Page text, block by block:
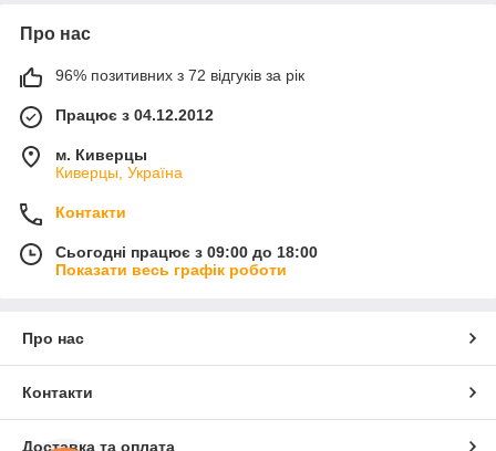
Про нас
96% позитивних з 72 відгуків за рік
Працює з 04.12.2012
м. Киверцы
Киверцы, Україна
Контакти
Сьогодні працює з 09:00 до 18:00
Показати весь графік роботи
Про нас
Контакти
Доставка та оплата